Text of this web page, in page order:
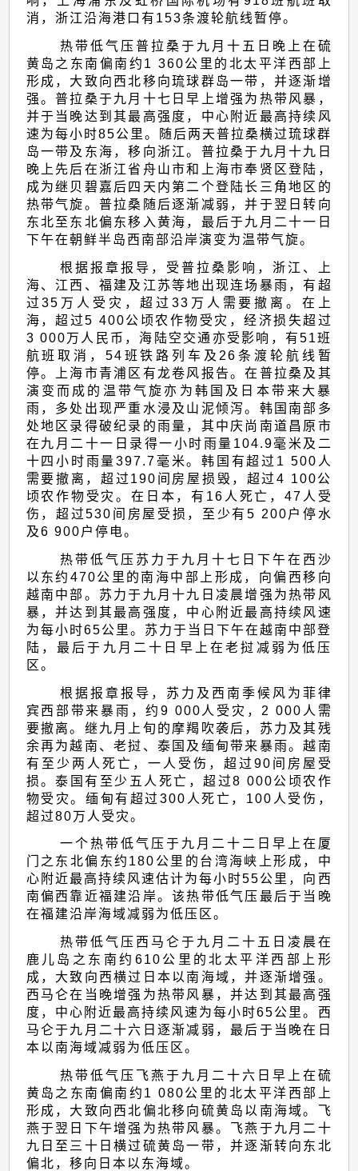
消，浙江沿海港口有153条渡轮航线暂停。
热带低气压普拉桑于九月十五日晚上在硫
黄岛之东南偏南约1 360公里的北太平洋西部上
形成，大致向西北移向琉球群岛一带，并逐渐增
强。普拉桑于九月十七日早上增强为热带风暴，
并于当晚达到其最高强度，中心附近最高持续风
速为每小时85公里。随后两天普拉桑横过琉球群
岛一带及东海，移向浙江。普拉桑于九月十九日
晚上先后在浙江省舟山市和上海市奉贤区登陆，
成为继贝碧嘉后四天内第二个登陆长三角地区的
热带气旋。普拉桑随后逐渐减弱，并于翌日转向
东北至东北偏东移入黄海，最后于九月二十一日
下午在朝鲜半岛西南部沿岸演变为温带气旋。
根据报章报导，受普拉桑影响，浙江、上
海、江西、福建及江苏等地出现连场暴雨，有超
过35万人受灾，超过33万人需要撤离。在上
海，超过5 400公顷农作物受灾，经济损失超过
3 000万人民币，海陆空交通亦受影响，有51班
航班取消，54班铁路列车及26条渡轮航线暂
停。上海市青浦区有龙卷风报告。在普拉桑及其
演变而成的温带气旋亦为韩国及日本带来大暴
雨，多处出现严重水浸及山泥倾泻。韩国南部多
处地区录得破纪录的雨量，其中庆尚南道昌原市
在九月二十一日录得一小时雨量104.9毫米及二
十四小时雨量397.7毫米。韩国有超过1 500人
需要撤离，超过190间房屋损毁，超过4 100公
顷农作物受灾。在日本，有16人死亡，47人受
伤，超过530间房屋受损，至少有5 200户停水
及6 900户停电。
热带低气压苏力于九月十七日下午在西沙
以东约470公里的南海中部上形成，向偏西移向
越南中部。苏力于九月十九日凌晨增强为热带风
暴，并达到其最高强度，中心附近最高持续风速
为每小时65公里。苏力于当日下午在越南中部登
陆，最后于九月二十日早上在老挝减弱为低压
区。
根据报章报导，苏力及西南季候风为菲律
宾西部带来暴雨，约9 000人受灾，2 000人需
要撤离。继九月上旬的摩羯吹袭后，苏力及其残
余再为越南、老挝、泰国及缅甸带来暴雨。越南
有至少两人死亡，一人受伤，超过90间房屋受
损。泰国有至少五人死亡，超过8 000公顷农作
物受灾。缅甸有超过300人死亡，100人受伤，
超过80万人受灾。
一个热带低气压于九月二十二日早上在厦
门之东北偏东约180公里的台湾海峡上形成，中
心附近最高持续风速估计为每小时55公里，向西
南偏西靠近福建沿岸。该热带低气压最后于当晚
在福建沿岸海域减弱为低压区。
热带低气压西马仑于九月二十五日凌晨在
鹿儿岛之东南约610公里的北太平洋西部上形
成，大致向西横过日本以南海域，并逐渐增强。
西马仑在当晚增强为热带风暴，并达到其最高强
度，中心附近最高持续风速为每小时65公里。西
马仑于九月二十六日逐渐减弱，最后于当晚在日
本以南海域减弱为低压区。
热带低气压飞燕于九月二十六日早上在硫
黄岛之东南偏南约1 080公里的北太平洋西部上
形成，大致向西北偏北移向硫黄岛以南海域。飞
燕于翌日下午增强为热带风暴。飞燕于九月二十
九日至三十日横过硫黄岛一带，并逐渐转向东北
偏北，移向日本以东海域。